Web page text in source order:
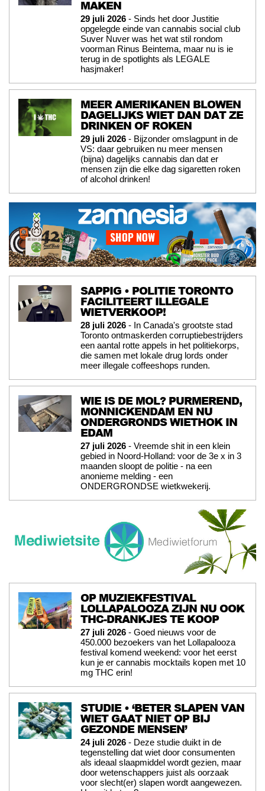
MAKEN
29 juli 2026 - Sinds het door Justitie
opgelegde einde van cannabis social club
Suver Nuver was het wat stil rondom
voorman Rinus Beintema, maar nu is ie
terug in de spotlights als LEGALE
hasjmaker!
MEER AMERIKANEN BLOWEN
DAGELIJKS WIET DAN DAT ZE
DRINKEN OF ROKEN
29 juli 2026 - Bijzonder omslagpunt in de
VS: daar gebruiken nu meer mensen
(bijna) dagelijks cannabis dan dat er
mensen zijn die elke dag sigaretten roken
of alcohol drinken!
SAPPIG • POLITIE TORONTO
FACILITEERT ILLEGALE
WIETVERKOOP!
28 juli 2026 - In Canada's grootste stad
Toronto ontmaskerden corruptiebestrijders
een aantal rotte appels in het politiekorps,
die samen met lokale drug lords onder
meer illegale coffeeshops runden.
WIE IS DE MOL? PURMEREND,
MONNICKENDAM EN NU
ONDERGRONDS WIETHOK IN
EDAM
27 juli 2026 - Vreemde shit in een klein
gebied in Noord-Holland: voor de 3e x in 3
maanden sloopt de politie - na een
anonieme melding - een
ONDERGRONDSE wietkwekerij.
OP MUZIEKFESTIVAL
LOLLAPALOOZA ZIJN NU OOK
THC-DRANKJES TE KOOP
27 juli 2026 - Goed nieuws voor de
450.000 bezoekers van het Lollapalooza
festival komend weekend: voor het eerst
kun je er cannabis mocktails kopen met 10
mg THC erin!
STUDIE • ‘BETER SLAPEN VAN
WIET GAAT NIET OP BIJ
GEZONDE MENSEN’
24 juli 2026 - Deze studie duikt in de
tegenstelling dat wiet door consumenten
als ideaal slaapmiddel wordt gezien, maar
door wetenschappers juist als oorzaak
voor slecht(er) slapen wordt aangewezen.